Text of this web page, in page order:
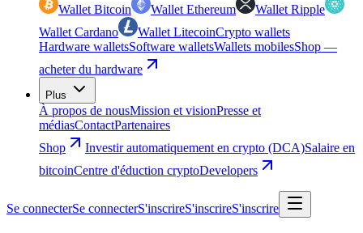
Wallet Bitcoin Wallet Ethereum
Wallet Ripple
Wallet Cardano
Wallet LitecoinCrypto wallets
Hardware walletsSoftware walletsWallets mobilesShop —
acheter du hardware
Plus
À propos de nousMission et visionPresse et
médiasContactPartenaires
Shop
Investir automatiquement en crypto (DCA)Salaire en
bitcoinCentre d'éduction cryptoDevelopers
Se connecterSe connecterS'inscrireS'inscrireS'inscrire